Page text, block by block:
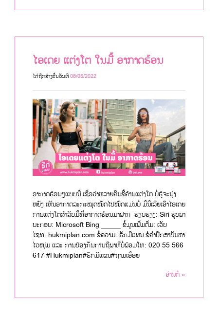
ໄອເດຍ ແຕ່ງໂຕ ໃນມື້ ອາກາດຮ້ອນ
ໄດ້ຖືກສ້າງຂື້ນວັນທີ08/05/2022
ອາກາດຮ້ອນໆແບບນີ້ ເຊື່ອວ່າຫລາຍຄົນຂີ້ຄ້ານແຕ່ງໂຕ ບໍ່ຮູ້ຈະນຸ່ງ
ຫຍັງ ເຫັນອາກາດລະກະໝຸດໝັດໄປໝົດແມ່ນບໍ່ ມື້ນີ້ເລີຍເອົາໄອເດຍ
ການແຕ່ງໂຕສຳລັບມື້ທີ່ອາກາດຮ້ອນມາຝາກ ຮຽບຮຽງ: Siri ຮູບພາ
ບະກອບ: Microsoft Bing _____ ຂໍ້ມູນເພີ່ມຕື່ມ: ເວັບ
ໄຊທ: hukmiplan.com ຂໍ້ຄວາມ: ຮັກມີແຜນ ຂໍຄຳປຶກສາບັນຫາ
ໄວໜຸ່ມ ແລະ ການປ້ອງກັນການຖືພາທີ່ບໍ່ພ້ອມໂທ: 020 55 566
617 #Hukmiplan#ຮັກມີແຜນ#ຖາມເອື້ອຍ
ອ່ານຕໍ່ »